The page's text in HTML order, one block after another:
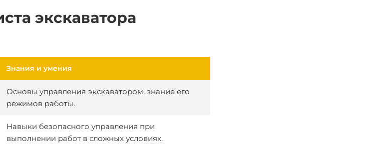
экскаватора
Знания и умения
Основы управления экскаватором, знание его
режимов работы.
Навыки безопасного управления при
выполнении работ в сложных условиях.